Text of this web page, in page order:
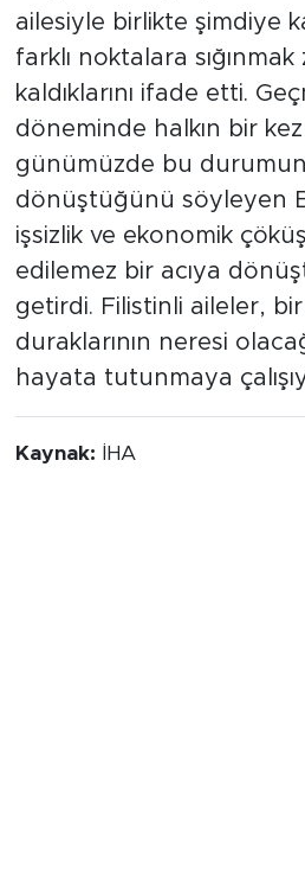
ailesiyle birlikte şimdiye
farklı noktalara
kaldıklarını ifade etti.
döneminde halkın bir
günümüzde bu
dönüştüğünü söyleyen
işsizlik ve ekonomik
edilemez bir acıya
getirdi. Filistinli aileler,
duraklarının neresi
hayata tutunmaya
Kaynak: İHA